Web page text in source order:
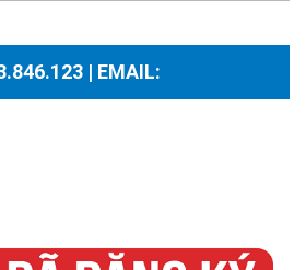
| EMAIL: